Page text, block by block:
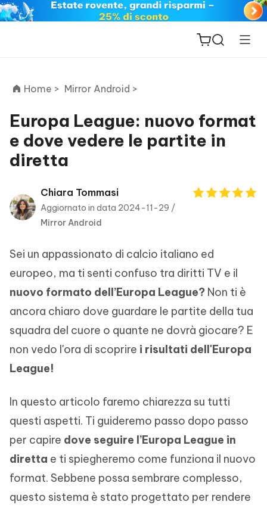
ReiBoot
for iOS
PDNob
PDF
Editor
New
iAnyGo
Home > Mirror Android >
Europa League: nuovo format
e dove vedere le partite in
diretta
Chiara Tommasi
Aggiornato in data 2024-11-29 /
Mirror Android
Sei un appassionato di calcio italiano ed
europeo, ma ti senti confuso tra diritti TV e il
nuovo formato dell’Europa League? Non ti è
ancora chiaro dove guardare le partite della tua
squadra del cuore o quante ne dovrà giocare? E
non vedo l'ora di scoprire i risultati dell'Europa
League!
In questo articolo faremo chiarezza su tutti
questi aspetti. Ti guideremo passo dopo passo
per capire dove seguire l’Europa League in
diretta e ti spiegheremo come funziona il nuovo
format. Sebbene possa sembrare complesso,
questo sistema è stato progettato per rendere